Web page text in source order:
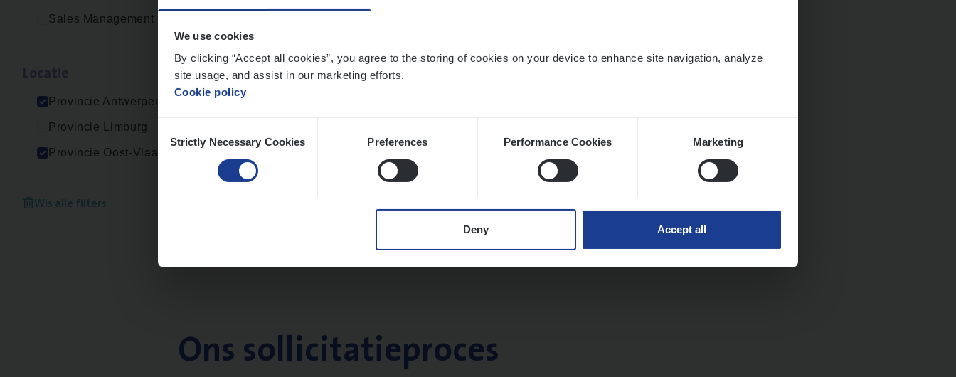
We use cookies
By clicking “Accept all cookies”, you agree to the storing of cookies on your device to enhance site navigation, analyze
site usage, and assist in our marketing efforts.
Cookie policy
Selection
Strictly Necessary Cookies Preferences Performance Cookies Marketing
Deny Accept all
Sales Management
Provincie Antwerpen
Provincie Limburg
Provincie Oost-Vlaanderen
Wis alle filters
Ons sollicitatieproces